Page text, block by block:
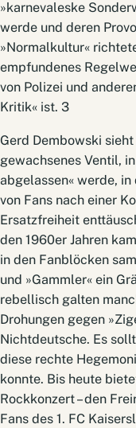
»karnevaleske
werde und deren
»Normalkultur«
empfundenes
von Polizei und
Kritik« ist. 3
Gerd Dembowski
gewachsenes Ventil,
abgelassen« werde,
von Fans nach einer
Ersatzfreiheit
den 1960er Jahren
in den Fanblöcken
und »Gammler« ein
rebellisch galten
Drohungen gegen
Nichtdeutsche. Es
diese rechte
konnte. Bis heute
Rockkonzert – den
Fans des 1. FC